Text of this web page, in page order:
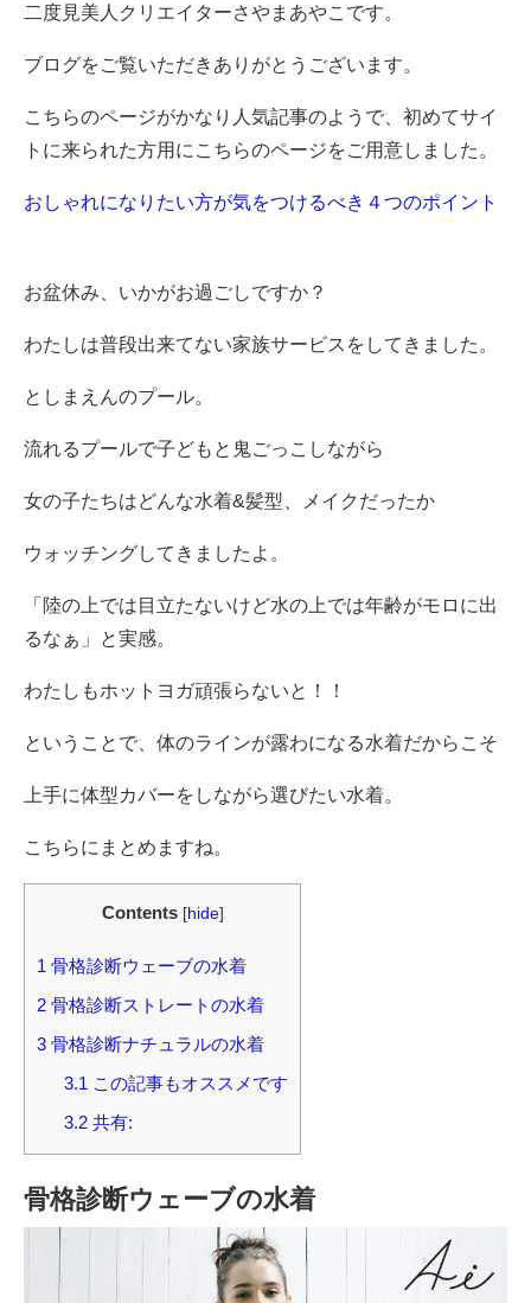
二度見美人クリエイターさやまあやこです。
ブログをご覧いただきありがとうございます。
こちらのページがかなり人気記事のようで、初めてサイ
トに来られた方用にこちらのページをご用意しました。
おしゃれになりたい方が気をつけるべき４つのポイント
お盆休み、いかがお過ごしですか？
わたしは普段出来てない家族サービスをしてきました。
としまえんのプール。
流れるプールで子どもと鬼ごっこしながら
女の子たちはどんな水着&髪型、メイクだったか
ウォッチングしてきましたよ。
「陸の上では目立たないけど水の上では年齢がモロに出
るなぁ」と実感。
わたしもホットヨガ頑張らないと！！
ということで、体のラインが露わになる水着だからこそ
上手に体型カバーをしながら選びたい水着。
こちらにまとめますね。
Contents [hide]
1 骨格診断ウェーブの水着
2 骨格診断ストレートの水着
3 骨格診断ナチュラルの水着
3.1 この記事もオススメです
3.2共有:
骨格診断ウェーブの水着